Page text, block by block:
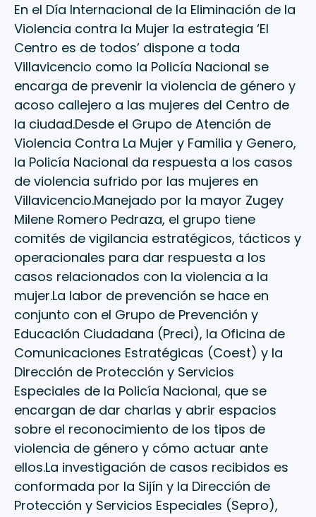
En el Día Internacional de la Eliminación de la
Violencia contra la Mujer la estrategia ‘El
Centro es de todos’ dispone a toda
Villavicencio como la Policía Nacional se
encarga de prevenir la violencia de género y
acoso callejero a las mujeres del Centro de
la ciudad.Desde el Grupo de Atención de
Violencia Contra La Mujer y Familia y Genero,
la Policía Nacional da respuesta a los casos
de violencia sufrido por las mujeres en
Villavicencio.Manejado por la mayor Zugey
Milene Romero Pedraza, el grupo tiene
comités de vigilancia estratégicos, tácticos y
operacionales para dar respuesta a los
casos relacionados con la violencia a la
mujer.La labor de prevención se hace en
conjunto con el Grupo de Prevención y
Educación Ciudadana (Preci), la Oficina de
Comunicaciones Estratégicas (Coest) y la
Dirección de Protección y Servicios
Especiales de la Policía Nacional, que se
encargan de dar charlas y abrir espacios
sobre el reconocimiento de los tipos de
violencia de género y cómo actuar ante
ellos.La investigación de casos recibidos es
conformada por la Sijín y la Dirección de
Protección y Servicios Especiales (Sepro),